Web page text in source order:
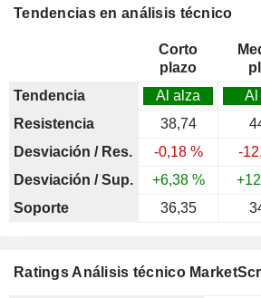
Tendencias en análisis técnico
Corto
plazo
Tendencia
Al alza Al
Resistencia
38,74
Desviación / Res.
-0,18 % -
Desviación / Sup.
+6,38 %
Soporte
36,35
Ratings Análisis técnico